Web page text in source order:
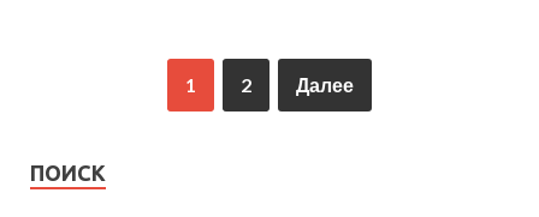
1 2 Далее
ПОИСК